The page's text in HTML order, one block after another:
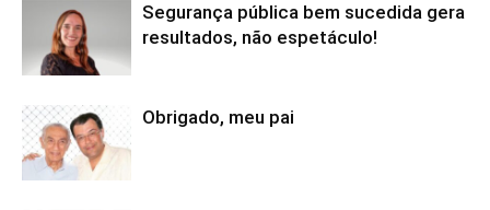
Segurança pública bem sucedida gera
resultados, não espetáculo!
Obrigado, meu pai